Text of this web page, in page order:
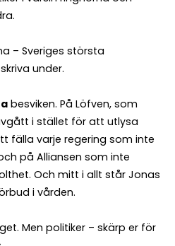
– Sveriges största
under.
besviken. På Löfven, som
i stället för att utlysa
fälla varje regering som inte
på Alliansen som inte
Och mitt i allt står Jonas
i vården.
Men politiker – skärp er för